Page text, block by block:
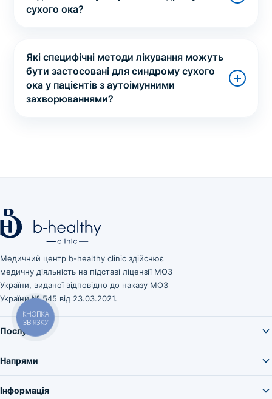
сухого ока?
Які специфічні методи лікування можуть
бути застосовані для синдрому сухого
ока у пацієнтів з аутоімунними
захворюваннями?
Медичний центр b-healthy clinic здійснює
медичну діяльність на підставі ліцензії МОЗ
України, виданої відповідно до наказу МОЗ
України № 545 від 23.03.2021.
Послуги
Напрями
Інформація
КНОПКА
ЗВ'ЯЗКУ